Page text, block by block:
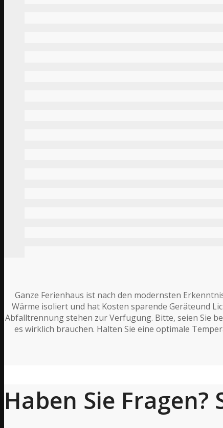
Ganze Ferienhaus ist nach den modernsten
Wärme isoliert und hat Kosten sparende Geräteund
Abfalltrennung stehen zur Verfugung. Bitte, seien Sie
es wirklich brauchen. Halten Sie eine optimale
Haben Sie Fragen?